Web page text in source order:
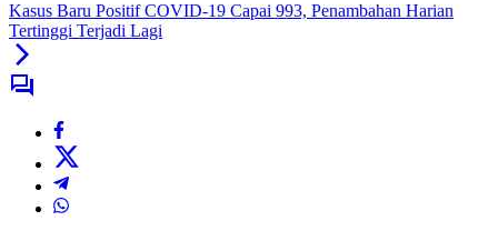
Kasus Baru Positif COVID-19 Capai 993, Penambahan Harian
Tertinggi Terjadi Lagi